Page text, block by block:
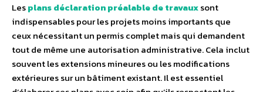
Lesplans déclaration préalable de travauxsont
indispensables pour les projets moins importants que
ceux nécessitant un permis complet mais qui demandent
tout de même une autorisation administrative. Cela inclut
souvent les extensions mineures ou les modifications
extérieures sur un bâtiment existant. Il est essentiel